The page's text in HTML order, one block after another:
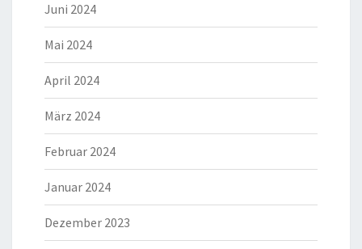
Juni 2024
Mai 2024
April 2024
März 2024
Februar 2024
Januar 2024
Dezember 2023